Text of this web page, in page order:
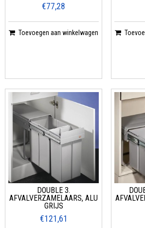
€77,28
Toevoegen aan winkelwagen
DOUBLE 3.
AFVALVERZAMELAARS, ALU
GRIJS
€121,61